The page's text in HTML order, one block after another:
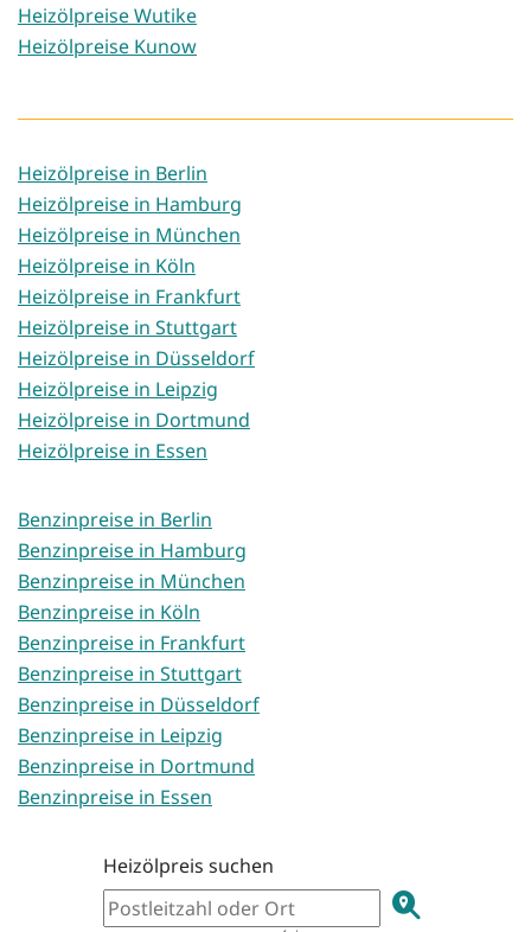
Heizölpreise Wutike
Heizölpreise Kunow
Heizölpreise in Berlin
Heizölpreise in Hamburg
Heizölpreise in München
Heizölpreise in Köln
Heizölpreise in Frankfurt
Heizölpreise in Stuttgart
Heizölpreise in Düsseldorf
Heizölpreise in Leipzig
Heizölpreise in Dortmund
Heizölpreise in Essen
Benzinpreise in Berlin
Benzinpreise in Hamburg
Benzinpreise in München
Benzinpreise in Köln
Benzinpreise in Frankfurt
Benzinpreise in Stuttgart
Benzinpreise in Düsseldorf
Benzinpreise in Leipzig
Benzinpreise in Dortmund
Benzinpreise in Essen
Heizölpreis suchen